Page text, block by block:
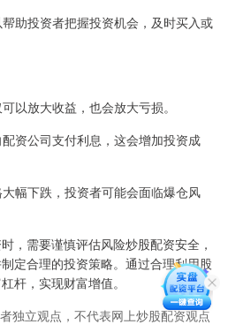
助投资者把握投资机会，及时买入或
以放大收益，也会放大亏损。
资公司支付利息，这会增加投资成
幅下跌，投资者可能会面临爆仓风
，需要谨慎评估风险炒股配资安全，
定合理的投资策略。通过合理利用股
杆，实现财富增值。
独立观点，不代表网上炒股配资观点